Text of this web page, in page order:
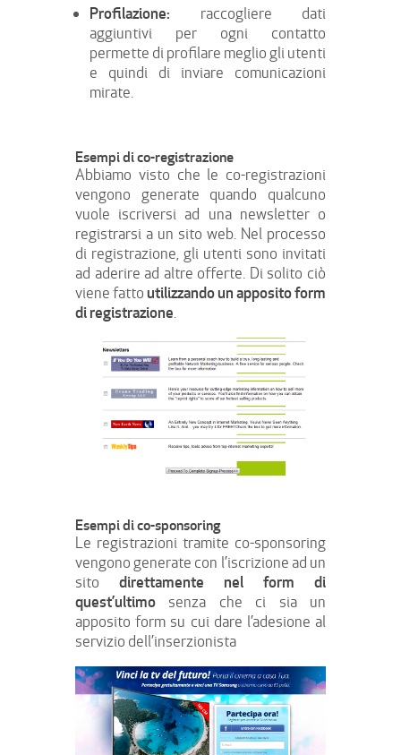
Profilazione: raccogliere dati
aggiuntivi per ogni contatto
permette di profilare meglio gli utenti
e quindi di inviare comunicazioni
mirate.
Esempi di co-registrazione
Abbiamo visto che le co-registrazioni
vengono generate quando qualcuno
vuole iscriversi ad una newsletter o
registrarsi a un sito web. Nel processo
di registrazione, gli utenti sono invitati
ad aderire ad altre offerte. Di solito ciò
viene fattoutilizzando un apposito form
di registrazione.
Esempi di co-sponsoring
Le registrazioni tramite co-sponsoring
vengono generate con l’iscrizione ad un
sito direttamente nel form di
quest’ultimo senza che ci sia un
apposito form su cui dare l’adesione al
servizio dell’inserzionista